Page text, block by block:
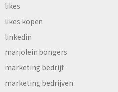
likes
likes kopen
linkedin
marjolein bongers
marketing bedrijf
marketing bedrijven